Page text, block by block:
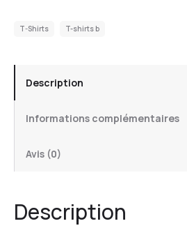
T-Shirts T-shirts b
Description
Informations complémentaires
Avis (0)
Description